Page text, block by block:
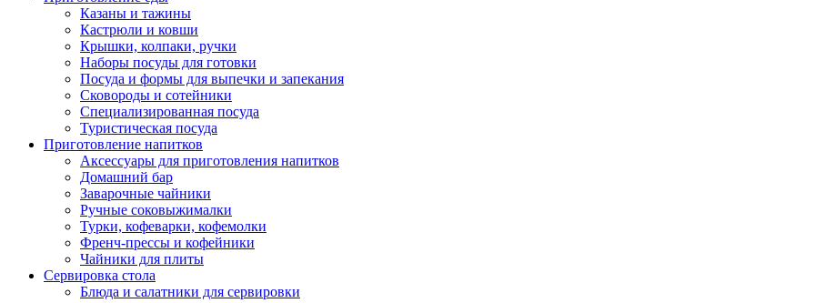
Казаны и тажины
Кастрюли и ковши
Крышки, колпаки, ручки
Наборы посуды для готовки
Посуда и формы для выпечки и запекания
Сковороды и сотейники
Специализированная посуда
Туристическая посуда
Приготовление напитков
Аксессуары для приготовления напитков
Домашний бар
Заварочные чайники
Ручные соковыжималки
Турки, кофеварки, кофемолки
Френч-прессы и кофейники
Чайники для плиты
Сервировка стола
Блюда и салатники для сервировки